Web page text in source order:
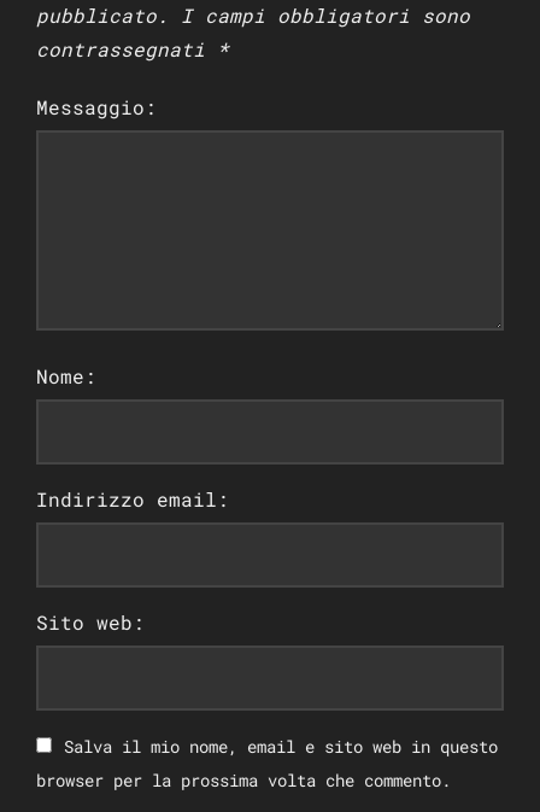
pubblicato.
I campi obbligatori sono
contrassegnati
*
Messaggio:
Nome:
Indirizzo email:
Sito web:
Salva il mio nome, email e sito web in questo
browser per la prossima volta che commento.